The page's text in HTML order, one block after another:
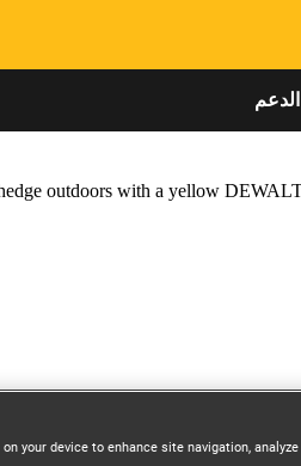
الدعم
your device to enhance site navigation, analyze